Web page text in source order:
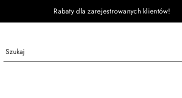
Rabaty dla zarejestrowanych klientów!